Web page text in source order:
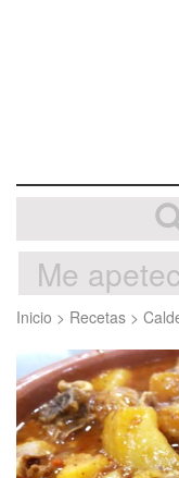
Inicio > Recetas >